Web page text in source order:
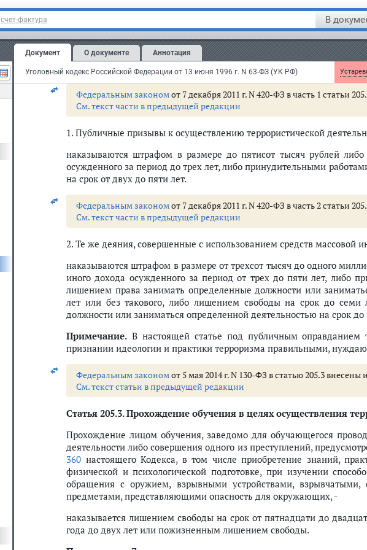
счет-фактура В
Документ О документе Аннотация
Уголовный кодекс Российской Федерации от 13 июня 1996 г. N 63-ФЗ (УК РФ)
Публичные призывы к осуществлению
оправдание терроризма
См.комментариик статье 205.2 УК РФ
Федеральным закономот 7 декабря 2011 г. N 420-ФЗ в часть 1 статьи
См. текст части в предыдущей редакции
1. Публичные призывы к осуществлению террористической
наказываются штрафом в размере до пятисот тысяч рублей
осужденного за период до трех лет, либо принудительными
на срок от двух до пяти лет.
Федеральным закономот 7 декабря 2011 г. N 420-ФЗ в часть 2 статьи
См. текст части в предыдущей редакции
2. Те же деяния, совершенные с использованием средств массовой
наказываются штрафом в размере от трехсот тысяч до одного
иного дохода осужденного за период от трех до пяти лет, либо
лишением права занимать определенные должности или
лет или без такового, либо лишением свободы на срок до
должности или заниматься определенной деятельностью на срок до
Примечание. В настоящей статье под публичным оправданием
признании идеологии и практики терроризма правильными,
Федеральным закономот 5 мая 2014 г. N 130-ФЗ в статью 205.3
См. текст статьи в предыдущей редакции
Статья 205.3.Прохождение обучения в целях осуществления
Прохождение лицом обучения, заведомо для обучающегося
деятельности либо совершения одного из преступлений,
360 настоящего Кодекса, в том числе приобретение знаний,
физической и психологической подготовке, при изучении
обращения с оружием, взрывными устройствами,
предметами, представляющими опасность для окружающих, -
наказывается лишением свободы на срок от пятнадцати до
года до двух лет или пожизненным лишением свободы.